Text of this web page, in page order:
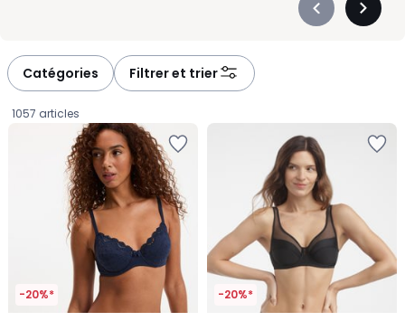
Précédent
Catégories Filtrer et trier
1057 articles
-20%* -20%*